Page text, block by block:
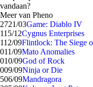
vandaan?
Meer van Pheno
2721/03Game: Diablo IV
115/12Cygnus Enterprises
112/09Flintlock: The Siege
011/09Mato Anomalies
010/09God of Rock
009/09Ninja or Die
506/09Mandragora